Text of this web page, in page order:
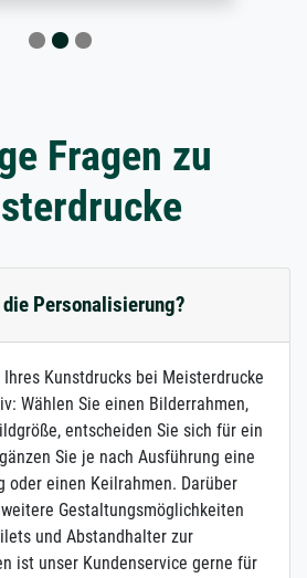
Fragen zu
Personalisierung?
Kunstdrucks bei Meisterdrucke
Wählen Sie einen Bilderrahmen,
entscheiden Sie sich für ein
Sie je nach Ausführung eine
oder einen Keilrahmen. Darüber
Gestaltungsmöglichkeiten
und Abstandhalter zur
ist unser Kundenservice gerne für